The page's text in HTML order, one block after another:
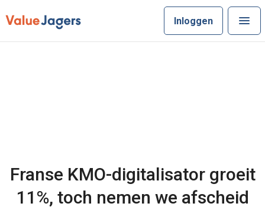
Inloggen
Franse KMO-digitalisator groeit
11%, toch nemen we afscheid